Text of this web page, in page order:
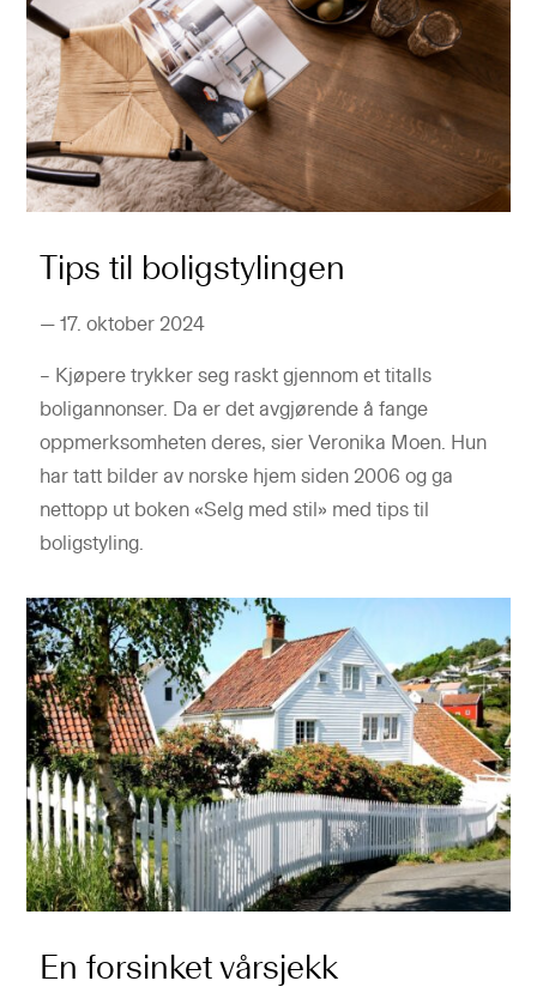
Tips til boligstylingen
— 17. oktober 2024
– Kjøpere trykker seg raskt gjennom et titalls
boligannonser. Da er det avgjørende å fange
oppmerksomheten deres, sier Veronika Moen. Hun
har tatt bilder av norske hjem siden 2006 og ga
nettopp ut boken «Selg med stil» med tips til
boligstyling.
En forsinket vårsjekk